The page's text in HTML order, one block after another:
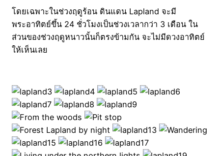
โดยเฉพาะในช่วงฤดูร้อน ดินแดน Lapland จะมี
พระอาทิตย์ขึ้น 24 ชั่วโมงเป็นช่วงเวลากว่า 3 เดือน ใน
ส่วนของช่วงฤดูหนาวนั้นก็ตรงข้ามกัน จะไม่มีดวงอาทิตย์
ให้เห็นเลย